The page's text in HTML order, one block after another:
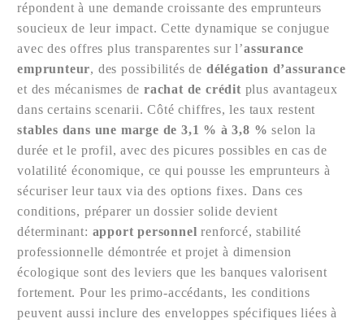
répondent à une demande croissante des emprunteurs
soucieux de leur impact. Cette dynamique se conjugue
avec des offres plus transparentes sur l’assurance
emprunteur, des possibilités de délégation d’assurance
et des mécanismes derachat de crédit plus avantageux
dans certains scenarii. Côté chiffres, les taux restent
stables dans une marge de 3,1 % à 3,8 % selon la
durée et le profil, avec des picures possibles en cas de
volatilité économique, ce qui pousse les emprunteurs à
sécuriser leur taux via des options fixes. Dans ces
conditions, préparer un dossier solide devient
déterminant: apport personnel renforcé, stabilité
professionnelle démontrée et projet à dimension
écologique sont des leviers que les banques valorisent
fortement. Pour les primo-accédants, les conditions
peuvent aussi inclure des enveloppes spécifiques liées à